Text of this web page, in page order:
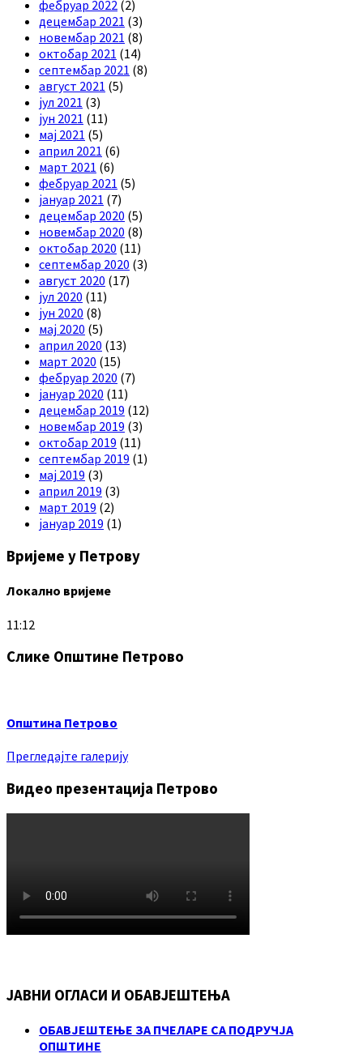
фебруар 2022 (2)
децембар 2021 (3)
новембар 2021 (8)
октобар 2021 (14)
септембар 2021 (8)
август 2021 (5)
јул 2021 (3)
јун 2021 (11)
мај 2021 (5)
април 2021 (6)
март 2021 (6)
фебруар 2021 (5)
јануар 2021 (7)
децембар 2020 (5)
новембар 2020 (8)
октобар 2020 (11)
септембар 2020 (3)
август 2020 (17)
јул 2020 (11)
јун 2020 (8)
мај 2020 (5)
април 2020 (13)
март 2020 (15)
фебруар 2020 (7)
јануар 2020 (11)
децембар 2019 (12)
новембар 2019 (3)
октобар 2019 (11)
септембар 2019 (1)
мај 2019 (3)
април 2019 (3)
март 2019 (2)
јануар 2019 (1)
Вријеме у Петрову
Локално вријеме
11:12
Слике Општине Петрово
Општина Петрово
Прегледајте галерију
Видео презентација Петрово
ЈАВНИ ОГЛАСИ И ОБАВЈЕШТЕЊА
ОБАВЈЕШТЕЊЕ ЗА ПЧЕЛАРЕ СА ПОДРУЧЈА
ОПШТИНЕ